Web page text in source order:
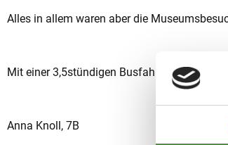
Alles in allem waren aber die
Mit einer 3,5stündigen Busfahrt und einer
Anna Knoll, 7B